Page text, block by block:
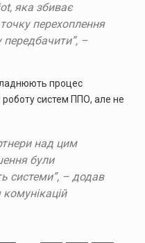
яка збиває
перехоплення
–
процес
роботу систем ППО, але не
над цим
були
системи”, – додав